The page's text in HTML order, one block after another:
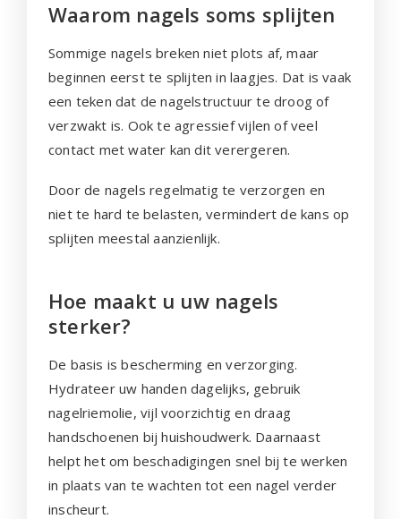
Waarom nagels soms splijten
Sommige nagels breken niet plots af, maar
beginnen eerst te splijten in laagjes. Dat is vaak
een teken dat de nagelstructuur te droog of
verzwakt is. Ook te agressief vijlen of veel
contact met water kan dit verergeren.
Door de nagels regelmatig te verzorgen en
niet te hard te belasten, vermindert de kans op
splijten meestal aanzienlijk.
Hoe maakt u uw nagels
sterker?
De basis is bescherming en verzorging.
Hydrateer uw handen dagelijks, gebruik
nagelriemolie, vijl voorzichtig en draag
handschoenen bij huishoudwerk. Daarnaast
helpt het om beschadigingen snel bij te werken
in plaats van te wachten tot een nagel verder
inscheurt.